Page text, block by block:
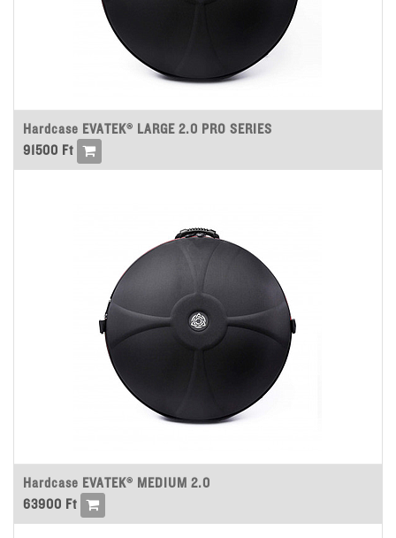
Hardcase EVATEK® LARGE 2.0 PRO SERIES
91500 Ft
Hardcase EVATEK® MEDIUM 2.0
63900 Ft